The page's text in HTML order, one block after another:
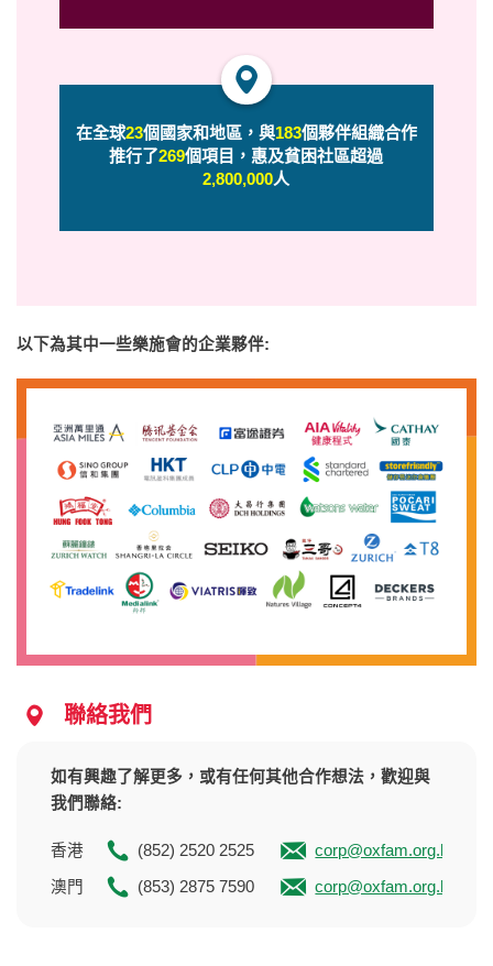
在全球23個國家和地區，與183個夥伴組織合作
推行了269個項目，惠及貧困社區超過
2,800,000人
以下為其中一些樂施會的企業夥伴:
聯絡我們
如有興趣了解更多，或有任何其他合作想法，歡迎與
我們聯絡:
香港 (852) 2520 2525 corp@oxfam.org.hk
澳門 (853) 2875 7590 corp@oxfam.org.hk